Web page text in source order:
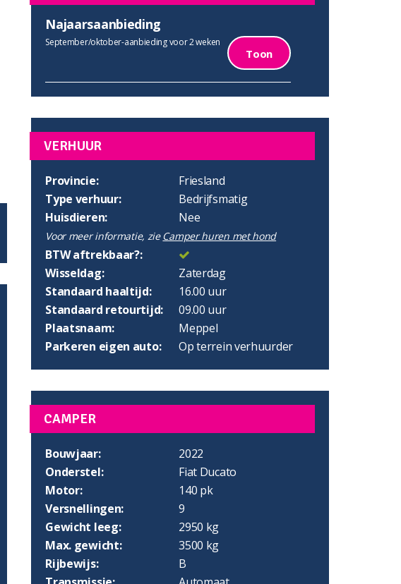
Najaarsaanbieding
September/oktober-aanbieding voor 2 weken
Toon
VERHUUR
Provincie:
Friesland
Type verhuur:
Bedrijfsmatig
Huisdieren:
Nee
Voor meer informatie, zie Camper huren met hond
BTW aftrekbaar?:
Wisseldag:
Zaterdag
Standaard haaltijd:
16.00 uur
Standaard retourtijd:
09.00 uur
Plaatsnaam:
Meppel
Parkeren eigen auto:
Op terrein verhuurder
CAMPER
Bouwjaar:
2022
Onderstel:
Fiat Ducato
Motor:
140 pk
Versnellingen:
9
Gewicht leeg:
2950 kg
Max. gewicht:
3500 kg
Rijbewijs:
B